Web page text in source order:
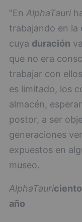
"En AlphaTauri
trabajando en la
cuya duración
que no era
trabajar con
es limitado, los
almacén,
postor, a ser
generaciones
expuestos en
museo.
AlphaTauri
año